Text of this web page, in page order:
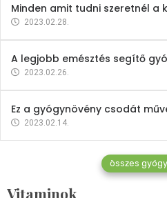
Minden amit tudni szeretnél a
2023.02.28.
A legjobb emésztés segítő
2023.02.26.
Ez a gyógynövény csodát
2023.02.14.
összes
Vitaminok
Vitaminok
Mindent a B-12 vitaminról